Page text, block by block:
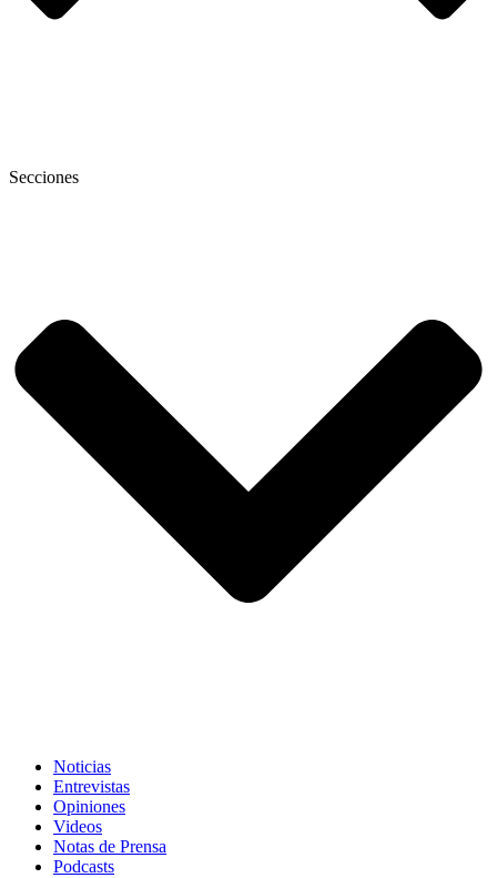
Secciones
Noticias
Entrevistas
Opiniones
Videos
Notas de Prensa
Podcasts